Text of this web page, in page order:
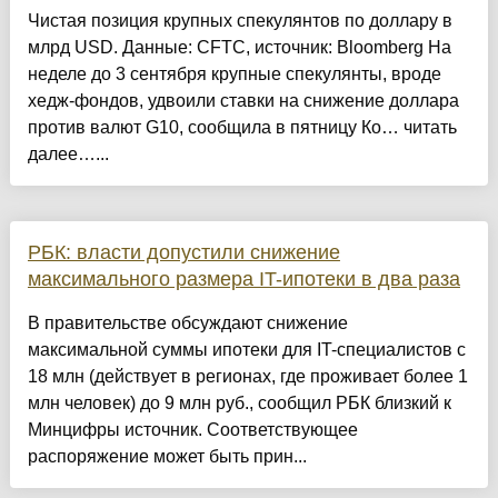
Чистая позиция крупных спекулянтов по доллару в
млрд USD. Данные: CFTC, источник: Bloomberg На
неделе до 3 сентября крупные спекулянты, вроде
хедж-фондов, удвоили ставки на снижение доллара
против валют G10, сообщила в пятницу Ко… читать
далее…...
РБК: власти допустили снижение
максимального размера IT-ипотеки в два раза
В правительстве обсуждают снижение
максимальной суммы ипотеки для IT-специалистов с
18 млн (действует в регионах, где проживает более 1
млн человек) до 9 млн руб., сообщил РБК близкий к
Минцифры источник. Соответствующее
распоряжение может быть прин...